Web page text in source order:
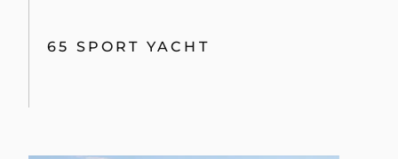
65 SPORT YACHT